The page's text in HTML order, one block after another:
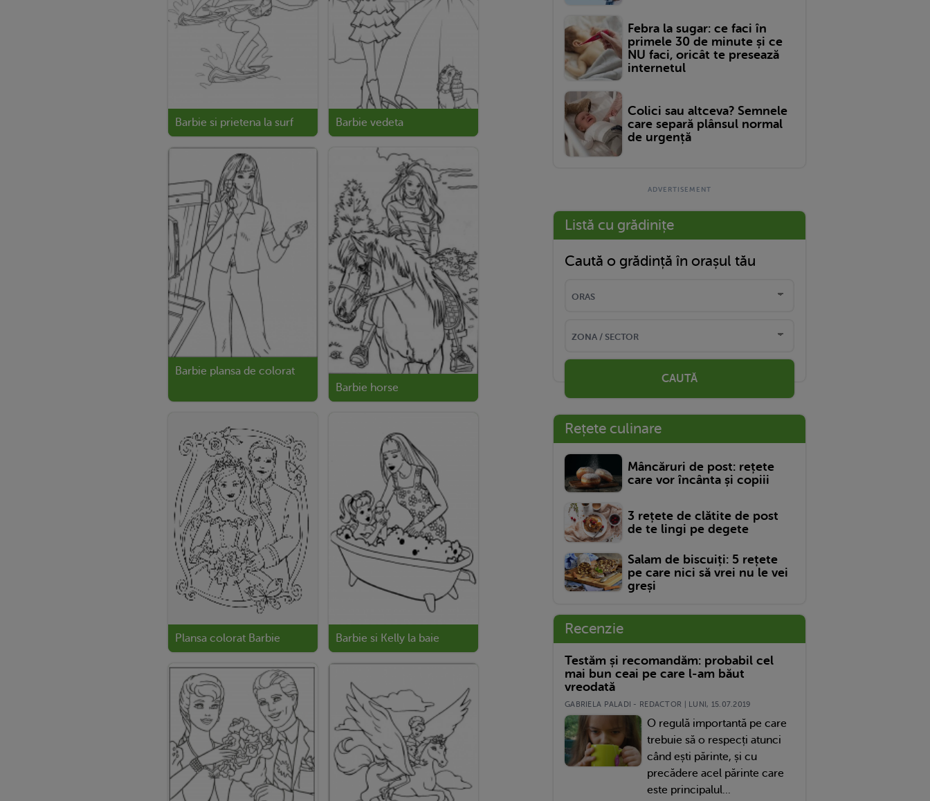
Barbie si prietena la surf Barbie vedeta
Barbie plansa de colorat
Barbie horse
Plansa colorat Barbie Barbie si Kelly la baie
Febra la sugar: ce faci în
primele 30 de minute și ce
NU faci, oricât te presează
internetul
Colici sau altceva? Semnele
care separă plânsul normal
de urgență
Listă cu grădinițe
Caută o grădință în orașul tău
CAUTĂ
Rețete culinare
Mâncăruri de post: rețete
care vor încânta și copiii
3 rețete de clătite de post
de te lingi pe degete
Salam de biscuiți: 5 rețete
pe care nici să vrei nu le vei
greși
Recenzie
Testăm și recomandăm: probabil cel
mai bun ceai pe care l-am băut
vreodată
GABRIELA PALADI - REDACTOR | LUNI, 15.07.2019
O regulă importantă pe care
trebuie să o respecți atunci
când ești părinte, și cu
precădere acel părinte care
este principalul...